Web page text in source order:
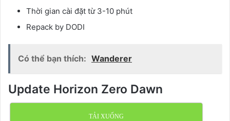
Thời gian cài đặt từ 3-10 phút
Repack by DODI
Có thể bạn thích: Wanderer
Update Horizon Zero Dawn
TẢI XUỐNG